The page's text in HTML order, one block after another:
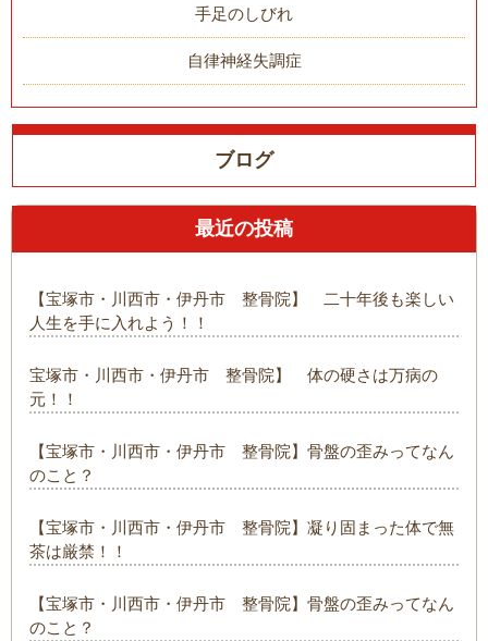
手足のしびれ
自律神経失調症
ブログ
最近の投稿
【宝塚市・川西市・伊丹市 整骨院】 二十年後も楽しい
人生を手に入れよう！！
宝塚市・川西市・伊丹市 整骨院】 体の硬さは万病の
元！！
【宝塚市・川西市・伊丹市 整骨院】骨盤の歪みってなん
のこと？
【宝塚市・川西市・伊丹市 整骨院】凝り固まった体で無
茶は厳禁！！
【宝塚市・川西市・伊丹市 整骨院】骨盤の歪みってなん
のこと？